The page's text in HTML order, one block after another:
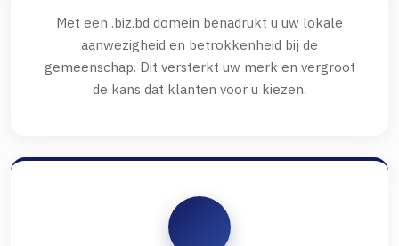
Met een .biz.bd domein benadrukt u uw lokale
aanwezigheid en betrokkenheid bij de
gemeenschap. Dit versterkt uw merk en vergroot
de kans dat klanten voor u kiezen.